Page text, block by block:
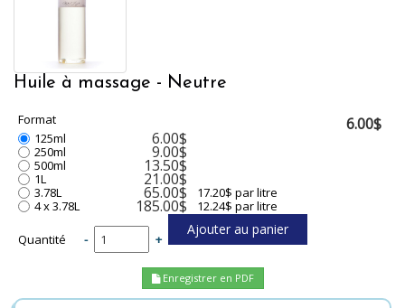
Huile à massage - Neutre
Format
125ml
6.00$
250ml 9.00$
500ml 13.50$
1L 21.00$
3.78L 65.00$
17.20$ par litre
4 x 3.78L
185.00$ 12.24$ par litre
Quantité - +
6.00$
Enregistrer en PDF